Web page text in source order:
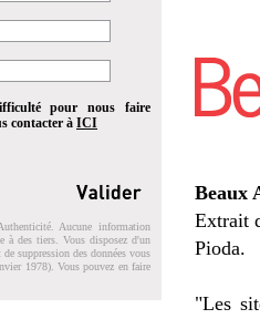
pour nous faire
contacter à ICI
Aucune information
à des tiers. Vous disposez d'un
suppression des données vous
1978). Vous pouvez en faire
Beaux
Extrait
Pioda.
"Les